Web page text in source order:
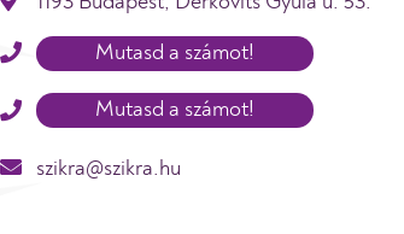
Mutasd a számot!
Mutasd a számot!
szikra@szikra.hu